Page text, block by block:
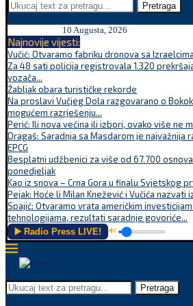
Pretraga
10 Augusta, 2026
Najnovije vijesti:
Vučić: Otvaramo fabriku dronova sa
Za 48 sati policija registrovala 1.320
vozača...
Žabljak obara turističke rekorde
Na proslavi Vučjeg Dola razgovarano o
mogućem razrješenju...
Perić: Ili nova većina ili izbori, ovako više ne
Dragaš: Saradnja sa Masdarom je najvažnija
EPCG
Besplatni udžbenici za više od 67.700
ponedjeljak
Kao iz snova – Crna Gora u finalu Svjetskog
Pejak: Hoće li Milan Knežević i Vučića nazvati
Spajić: Otvaramo vrata američkim
tehnologijama, rezultati saradnje govoriće...
▶️ Radio Press LIVE! 🔊
Pretraga